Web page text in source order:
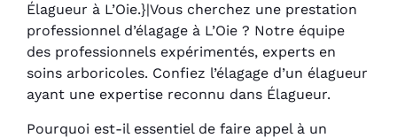
Élagueur à L’Oie.}|Vous cherchez une prestation
professionnel d’élagage à L’Oie ? Notre équipe
des professionnels expérimentés, experts en
soins arboricoles. Confiez l’élagage d’un élagueur
ayant une expertise reconnu dans Élagueur.
Pourquoi est-il essentiel de faire appel à un